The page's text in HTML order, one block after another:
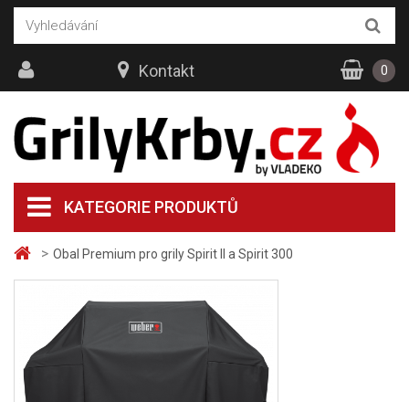
> Obal Premium pro grily Spirit II a Spirit 300
KATEGORIE PRODUKTŮ
Kontakt 0